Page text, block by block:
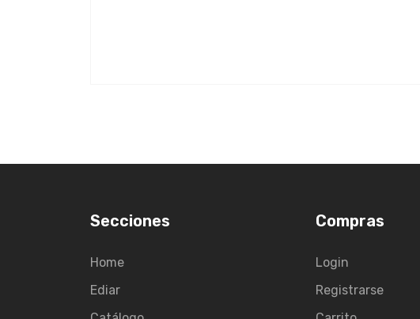
Secciones
Home
Ediar
Compras
Login
Registrarse